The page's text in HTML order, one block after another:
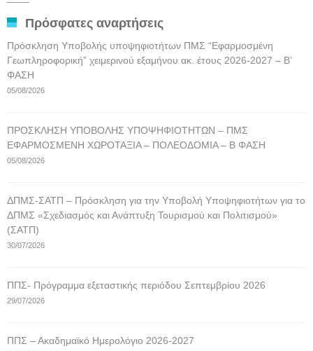
Πρόσφατες αναρτήσεις
Πρόσκληση Υποβολής υποψηφιοτήτων ΠΜΣ “Εφαρμοσμένη
Γεωπληροφορική” χειμερινού εξαμήνου ακ. έτους 2026-2027 – Β’
ΦΑΣΗ
05/08/2026
ΠΡΟΣΚΛΗΣΗ ΥΠΟΒΟΛΗΣ ΥΠΟΨΗΦΙΟΤΗΤΩΝ – ΠΜΣ
ΕΦΑΡΜΟΣΜΕΝΗ ΧΩΡΟΤΑΞΙΑ – ΠΟΛΕΟΔΟΜΙΑ – Β ΦΑΣΗ
05/08/2026
ΔΠΜΣ-ΣΑΤΠ – Πρόσκληση για την Υποβολή Υποψηφιοτήτων για το
ΔΠΜΣ «Σχεδιασμός και Ανάπτυξη Τουρισμού και Πολιτισμού»
(ΣΑΤΠ)
30/07/2026
ΠΠΣ- Πρόγραμμα εξεταστικής περιόδου Σεπτεμβρίου 2026
29/07/2026
ΠΠΣ – Ακαδημαϊκό Ημερολόγιο 2026-2027